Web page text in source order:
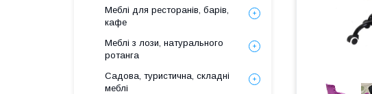
Меблі для ресторанів, барів,
кафе
Меблі з лози, натурального
ротанга
Садова, туристична, складні
меблі